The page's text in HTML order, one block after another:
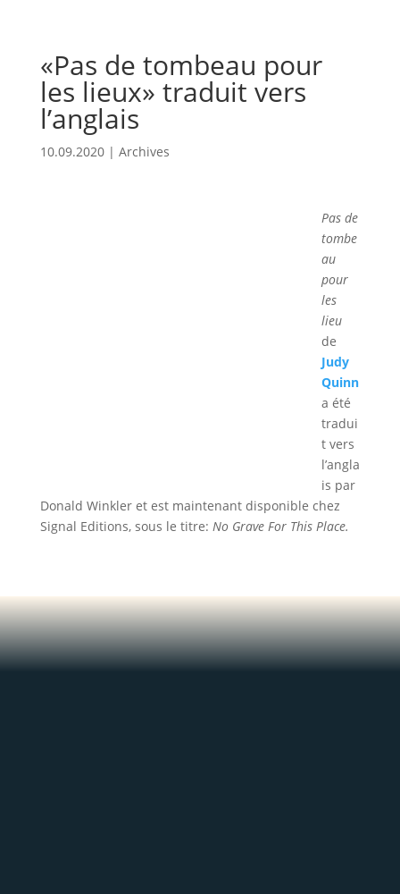
«Pas de tombeau pour
les lieux» traduit vers
l’anglais
10.09.2020| Archives
Pas de
tombe
au
pour
les
lieu
de
Judy
Quinn
a été
tradui
t vers
l’angla
is par
Donald Winkler et est maintenant disponible chez
Signal Editions, sous le titre: No Grave For This Place.